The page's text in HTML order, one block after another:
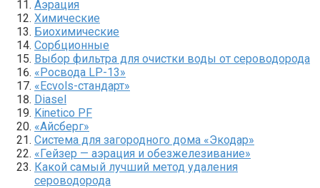
Аэрация
Химические
Биохимические
Сорбционные
Выбор фильтра для очистки воды от сероводорода
«Росвода LP-13»
«Ecvols-стандарт»
Diasel
Kinetico PF
«Айсберг»
Система для загородного дома «Экодар»
«Гейзер — аэрация и обезжелезивание»
Какой самый лучший метод удаления
сероводорода